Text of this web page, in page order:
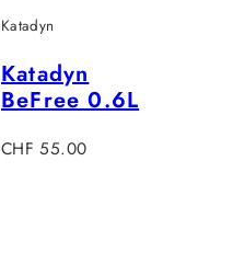
Katadyn
Katadyn
BeFree 0.6L
Regulärer
CHF 55.00